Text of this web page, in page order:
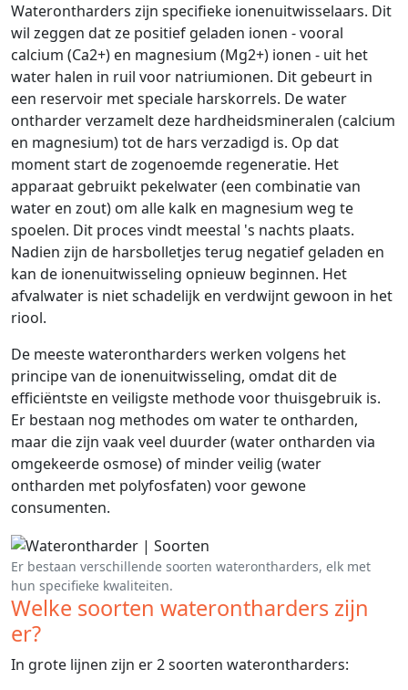
Waterontharders zijn specifieke ionenuitwisselaars. Dit
wil zeggen dat ze positief geladen ionen - vooral
calcium (Ca2+) en magnesium (Mg2+) ionen - uit het
water halen in ruil voor natriumionen. Dit gebeurt in
een reservoir met speciale harskorrels. De water
ontharder verzamelt deze hardheidsmineralen (calcium
en magnesium) tot de hars verzadigd is. Op dat
moment start de zogenoemde regeneratie. Het
apparaat gebruikt pekelwater (een combinatie van
water en zout) om alle kalk en magnesium weg te
spoelen. Dit proces vindt meestal 's nachts plaats.
Nadien zijn de harsbolletjes terug negatief geladen en
kan de ionenuitwisseling opnieuw beginnen. Het
afvalwater is niet schadelijk en verdwijnt gewoon in het
riool.
De meeste waterontharders werken volgens het
principe van de ionenuitwisseling, omdat dit de
efficiëntste en veiligste methode voor thuisgebruik is.
Er bestaan nog methodes om water te ontharden,
maar die zijn vaak veel duurder (water ontharden via
omgekeerde osmose) of minder veilig (water
ontharden met polyfosfaten) voor gewone
consumenten.
Er bestaan verschillende soorten waterontharders, elk met
hun specifieke kwaliteiten.
Welke soorten waterontharders zijn
er?
In grote lijnen zijn er 2 soorten waterontharders: